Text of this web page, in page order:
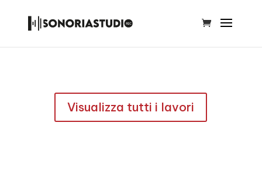
Visualizza tutti i lavori